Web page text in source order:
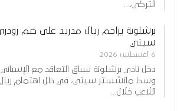
التركي،…
برشلونة يزاحم ريال مدريد على ضم
سيتي
6 أغسطس 2026
دخل نادي برشلونة سباق التعاقد مع
وسط مانشستر سيتي، في ظل اهتمام ريال
اللاعب خلال…